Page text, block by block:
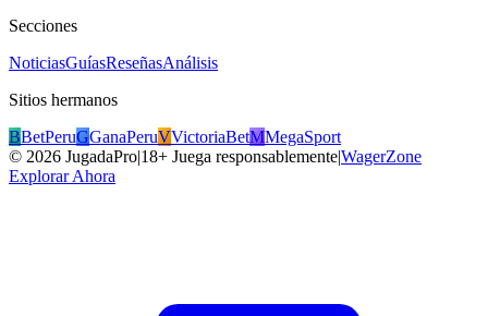
Secciones
NoticiasGuíasReseñasAnálisis
Sitios hermanos
BBetPeruGGanaPeruVVictoriaBetMMegaSport
© 2026 JugadaPro|18+ Juega responsablemente|WagerZone
Explorar Ahora